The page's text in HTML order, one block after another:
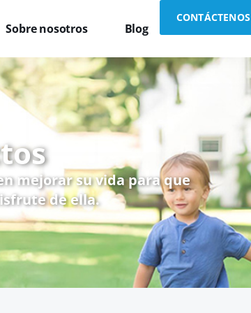
Sobre nosotros Blog
CONTÁCTENOS
mejorar su vida para que
de ella.